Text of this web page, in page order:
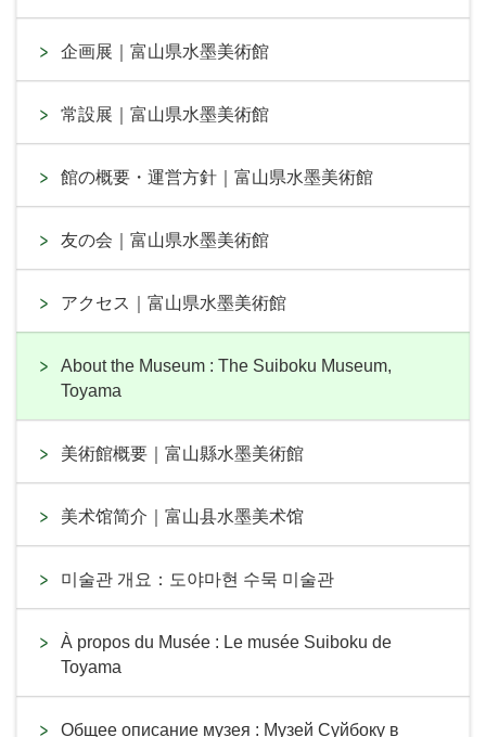
企画展｜富山県水墨美術館
常設展｜富山県水墨美術館
館の概要・運営方針｜富山県水墨美術館
友の会｜富山県水墨美術館
アクセス｜富山県水墨美術館
About the Museum : The Suiboku Museum,
Toyama
美術館概要｜富山縣水墨美術館
美术馆简介｜富山县水墨美术馆
미술관 개요：도야마현 수묵 미술관
À propos du Musée : Le musée Suiboku de
Toyama
Общее описание музея : Музей Суйбоку в